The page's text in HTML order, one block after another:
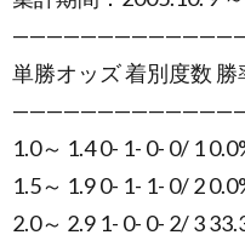
単勝オッズ 着別度数
1.0～ 1.4 0- 1- 0- 0/ 1
1.5～ 1.9 0- 1- 1- 0/ 2
2.0～ 2.9 1- 0- 0- 2/ 3